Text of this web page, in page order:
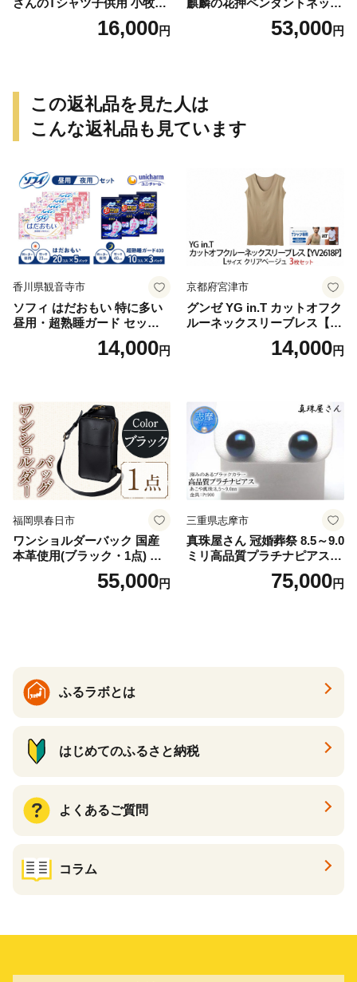
さんのTシャツ子供用 小牧市
16,000円
麒麟の花押ペンダントネック
53,000円
この返礼品を見た人は
こんな返礼品も見ています
香川県観音寺市
ソフィ はだおもい 特に多い
昼用・超熟睡ガード セット
羽付き ナプキン 生理用品 サ
ニタリー ユニ・チャーム
14,000円
京都府宮津市
グンゼ YG in.T カットオフク
ルーネックスリーブレス【Y
V2618P】Lサイズ クリアベ
ージュ3枚セット [№5716-04
14,000円
福岡県春日市
ワンショルダーバック 国産
本革使用(ブラック・1点) 鞄
バック バッグ カバン レザー
国産 日本製 牛革 黒 革 革製
55,000円
三重県志摩市
真珠屋さん 冠婚葬祭 8.5～9.0
ミリ高品質プラチナピアス P
t900 志摩産アコヤ真珠 ブラ
ックパール 黒真珠75,000円
ふるラボとは
はじめてのふるさと納税
よくあるご質問
コラム